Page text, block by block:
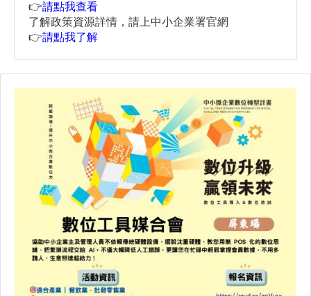
👉請點我查看
了解政策資源詳情，請上中小企業署官網
👉請點我了解